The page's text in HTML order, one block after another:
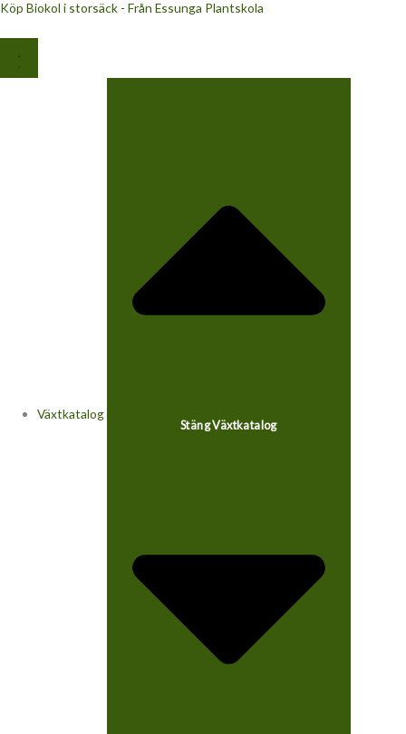
Hoppa
innehåll
Köp Biokol i storsäck - Från Essunga Plantskola
Växtkatalog
Stäng Växtkatalog